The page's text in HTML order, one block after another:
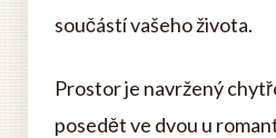
součástí vašeho života.
Prostor je navržený
posedět ve dvou u